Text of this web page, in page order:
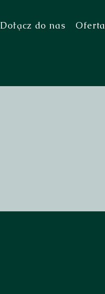
Dołącz do nas Oferta